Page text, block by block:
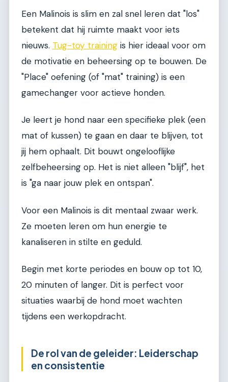
Een Malinois is slim en zal snel leren dat "los"
betekent dat hij ruimte maakt voor iets
nieuws. Tug-toy training is hier ideaal voor om
de motivatie en beheersing op te bouwen. De
"Place" oefening (of "mat" training) is een
gamechanger voor actieve honden.
Je leert je hond naar een specifieke plek (een
mat of kussen) te gaan en daar te blijven, tot
jij hem ophaalt. Dit bouwt ongelooflijke
zelfbeheersing op. Het is niet alleen "blijf", het
is "ga naar jouw plek en ontspan".
Voor een Malinois is dit mentaal zwaar werk.
Ze moeten leren om hun energie te
kanaliseren in stilte en geduld.
Begin met korte periodes en bouw op tot 10,
20 minuten of langer. Dit is perfect voor
situaties waarbij de hond moet wachten
tijdens een werkopdracht.
De rol van de geleider: Leiderschap
en consistentie